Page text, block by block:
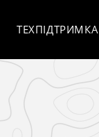
ТЕХПІДТРИМКА